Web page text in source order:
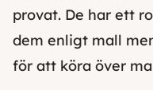
provat. De har ett
dem enligt mall
för att köra över